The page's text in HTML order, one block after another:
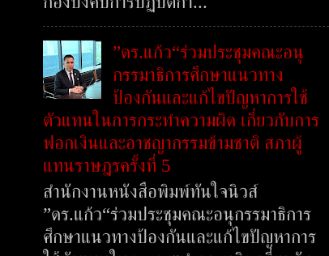
”ดร.แก้ว“ร่วมประชุมคณะอนุ
กรรมาธิการศึกษาแนวทาง
ป้องกันและแก้ไขปัญหาการใช้
ตัวแทนในการกระทำความผิด เกี่ยวกับการ
ฟอกเงินและอาชญากรรมข้ามชาติ สภาผู้
แทนราษฎรครั้งที่ 5
สำนักงานหนังสือพิมพ์ทันใจนิวส์
”ดร.แก้ว“ร่วมประชุมคณะอนุกรรมาธิการ
ศึกษาแนวทางป้องกันและแก้ไขปัญหาการ